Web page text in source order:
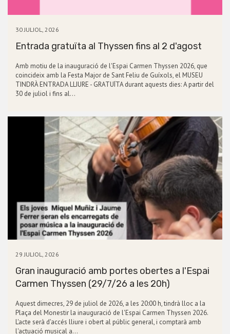
30 JULIOL, 2026
Entrada gratuïta al Thyssen fins al 2 d'agost
Amb motiu de la inauguració de l'Espai Carmen Thyssen 2026, que
coincideix amb la Festa Major de Sant Feliu de Guíxols, el MUSEU
TINDRÀ ENTRADA LLIURE - GRATUÏTA durant aquests dies: A partir del
30 de juliol i fins al…
29 JULIOL, 2026
Gran inauguració amb portes obertes a l'Espai
Carmen Thyssen (29/7/26 a les 20h)
Aquest dimecres, 29 de juliol de 2026, a les 20:00 h, tindrà lloc a la
Plaça del Monestir la inauguració de l'Espai Carmen Thyssen 2026.
L'acte serà d'accés lliure i obert al públic general, i comptarà amb
l'actuació musical a…